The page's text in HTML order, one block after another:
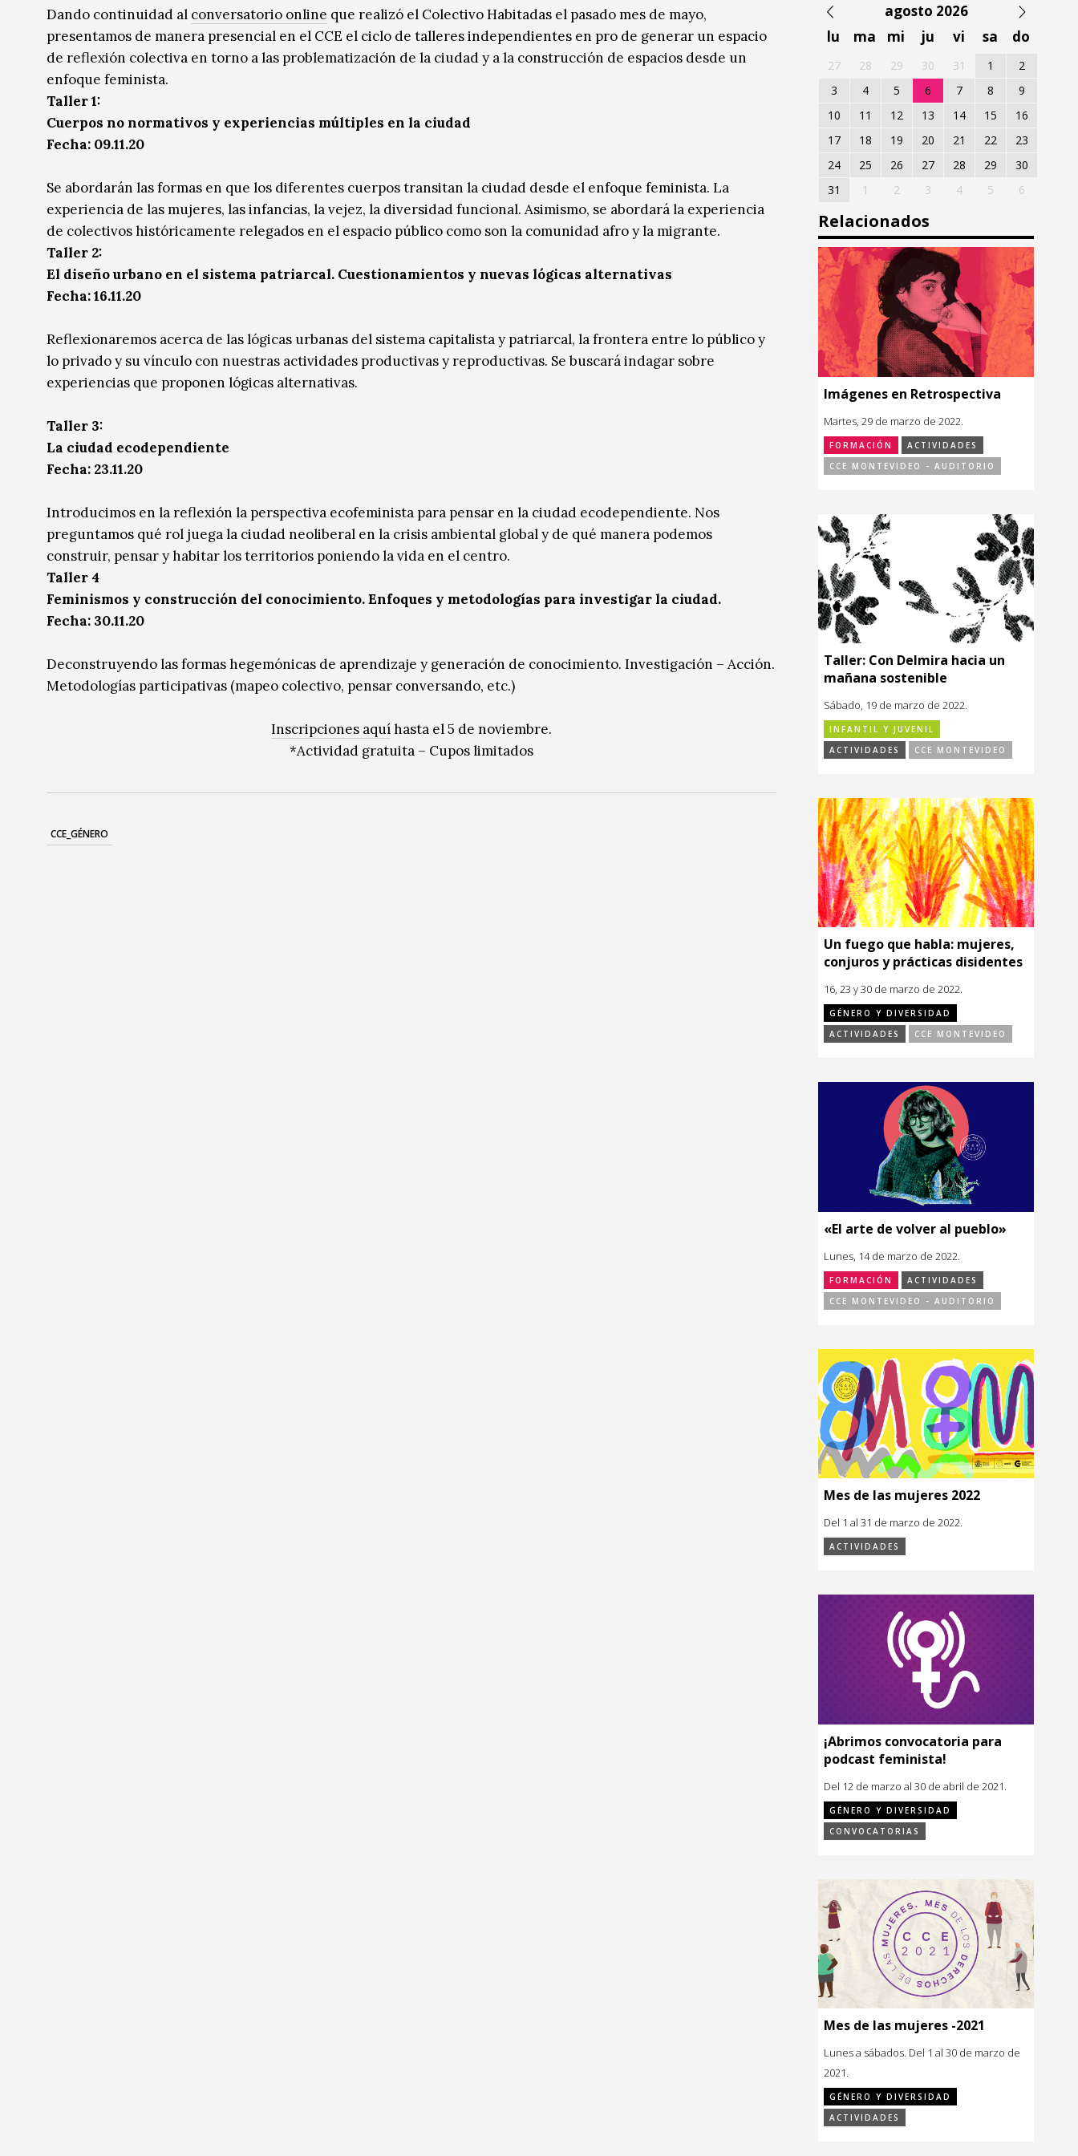
Música Música
Sin categoríaSin categoría
Dando continuidad al conversatorio online que realizó el Colectivo Habitadas el pasado mes de mayo,
presentamos de manera presencial en el CCE el ciclo de talleres independientes en pro de generar un espacio
de reflexión colectiva en torno a las problematización de la ciudad y a la construcción de espacios desde un
enfoque feminista.
Taller 1:
Cuerpos no normativos y experiencias múltiples en la ciudad
Fecha: 09.11.20
Se abordarán las formas en que los diferentes cuerpos transitan la ciudad desde el enfoque feminista. La
experiencia de las mujeres, las infancias, la vejez, la diversidad funcional. Asimismo, se abordará la experiencia
de colectivos históricamente relegados en el espacio público como son la comunidad afro y la migrante.
Taller 2:
El diseño urbano en el sistema patriarcal. Cuestionamientos y nuevas lógicas alternativas
Fecha: 16.11.20
Reflexionaremos acerca de las lógicas urbanas del sistema capitalista y patriarcal, la frontera entre lo público y
lo privado y su vínculo con nuestras actividades productivas y reproductivas. Se buscará indagar sobre
experiencias que proponen lógicas alternativas.
Taller 3:
La ciudad ecodependiente
Fecha: 23.11.20
Introducimos en la reflexión la perspectiva ecofeminista para pensar en la ciudad ecodependiente. Nos
preguntamos qué rol juega la ciudad neoliberal en la crisis ambiental global y de qué manera podemos
construir, pensar y habitar los territorios poniendo la vida en el centro.
Taller 4
Feminismos y construcción del conocimiento. Enfoques y metodologías para investigar la ciudad.
Fecha: 30.11.20
Deconstruyendo las formas hegemónicas de aprendizaje y generación de conocimiento. Investigación – Acción.
Metodologías participativas (mapeo colectivo, pensar conversando, etc.)
Inscripciones aquíhasta el 5 de noviembre.
*Actividad gratuita – Cupos limitados
CCE_GÉNERO
agosto 2026
lu
ma mi ju vi sa do
27 28 29 30 31 1
2
3
4 5 6 7 8
9
10
11 12 13 14 15
16
17
18 19 20 21 22
23
24
25 26 27 28 29
30
31
1 2 3 4 5 6
Relacionados
Imágenes en Retrospectiva
Martes, 29 de marzo de 2022.
FORMACIÓN
ACTIVIDADES
CCE MONTEVIDEO - AUDITORIO
Taller: Con Delmira hacia un
mañana sostenible
Sábado, 19 de marzo de 2022.
INFANTIL Y JUVENIL
ACTIVIDADES
CCE MONTEVIDEO
Un fuego que habla: mujeres,
conjuros y prácticas disidentes
16, 23 y 30 de marzo de 2022.
GÉNERO Y DIVERSIDAD
ACTIVIDADES
CCE MONTEVIDEO
«El arte de volver al pueblo»
Lunes, 14 de marzo de 2022.
FORMACIÓN
ACTIVIDADES
CCE MONTEVIDEO - AUDITORIO
Mes de las mujeres 2022
Del 1 al 31 de marzo de 2022.
ACTIVIDADES
¡Abrimos convocatoria para
podcast feminista!
Del 12 de marzo al 30 de abril de 2021.
GÉNERO Y DIVERSIDAD
CONVOCATORIAS
Mes de las mujeres -2021
Lunes a sábados. Del 1 al 30 de marzo de
2021.
GÉNERO Y DIVERSIDAD
ACTIVIDADES